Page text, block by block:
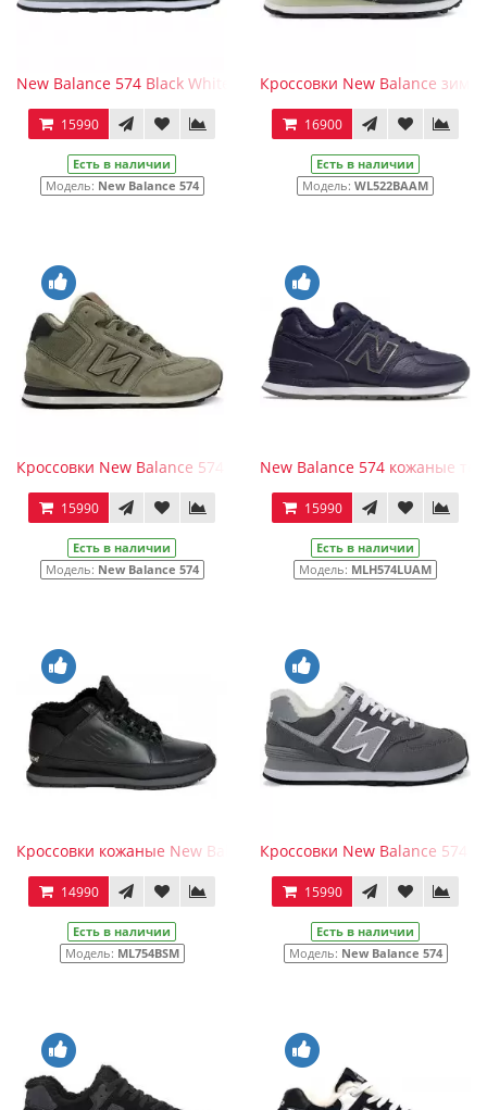
New Balance 574 Black White Big Size с мехом
15990
Есть в наличии
Модель: New Balance 574
Кроссовки New Balance
16900
Есть в наличии
Модель: WL522BAAM
Кроссовки New Balance 574 Mid серо-зеленые с мехом
15990
Есть в наличии
Модель: New Balance 574
New Balance 574 кожаные
15990
Есть в наличии
Модель: MLH574LUAM
Кроссовки кожаные New Balance черные зимние
14990
Есть в наличии
Модель: ML754BSM
Кроссовки New Balance 574
15990
Есть в наличии
Модель: New Balance 574